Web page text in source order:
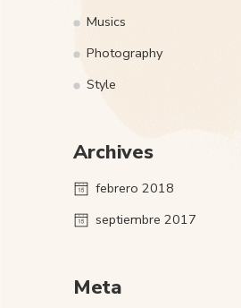
Musics
Photography
Style
Archives
febrero 2018
septiembre 2017
Meta